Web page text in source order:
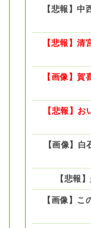
【悲報】
【悲報】
【画像】
【悲報】
【画像】
【悲報
【画像】